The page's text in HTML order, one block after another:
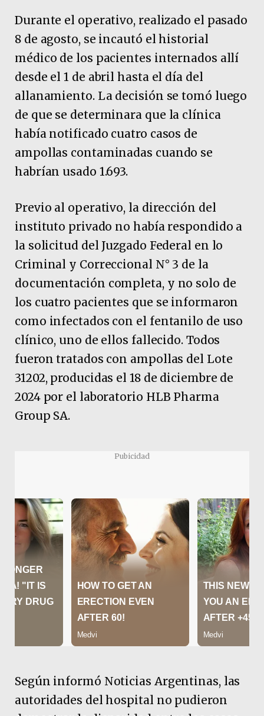
Durante el operativo, realizado el pasado
8 de agosto, se incautó el historial
médico de los pacientes internados allí
desde el 1 de abril hasta el día del
allanamiento. La decisión se tomó luego
de que se determinara que la clínica
había notificado cuatro casos de
ampollas contaminadas cuando se
habrían usado 1.693.
Previo al operativo, la dirección del
instituto privado no había respondido a
la solicitud del Juzgado Federal en lo
Criminal y Correccional N° 3 de la
documentación completa, y no solo de
los cuatro pacientes que se informaron
como infectados con el fentanilo de uso
clínico, uno de ellos fallecido. Todos
fueron tratados con ampollas del Lote
31202, producidas el 18 de diciembre de
2024 por el laboratorio HLB Pharma
Group SA.
Pubicidad
Según informó Noticias Argentinas, las
autoridades del hospital no pudieron